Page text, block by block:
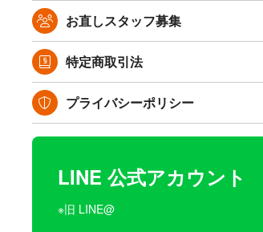
お直しスタッフ募集
特定商取引法
プライバシーポリシー
LINE 公式アカウント
※旧 LINE@